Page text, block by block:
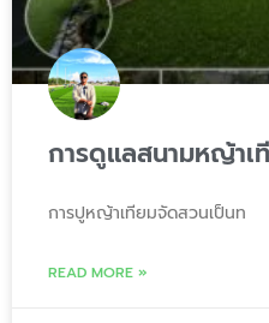
การดูแลสนามหญ้า
การปูหญ้าเทียมจัดสวนเป็นท
READ MORE »